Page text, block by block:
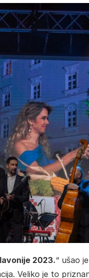
2023.“ ušao
Veliko je to